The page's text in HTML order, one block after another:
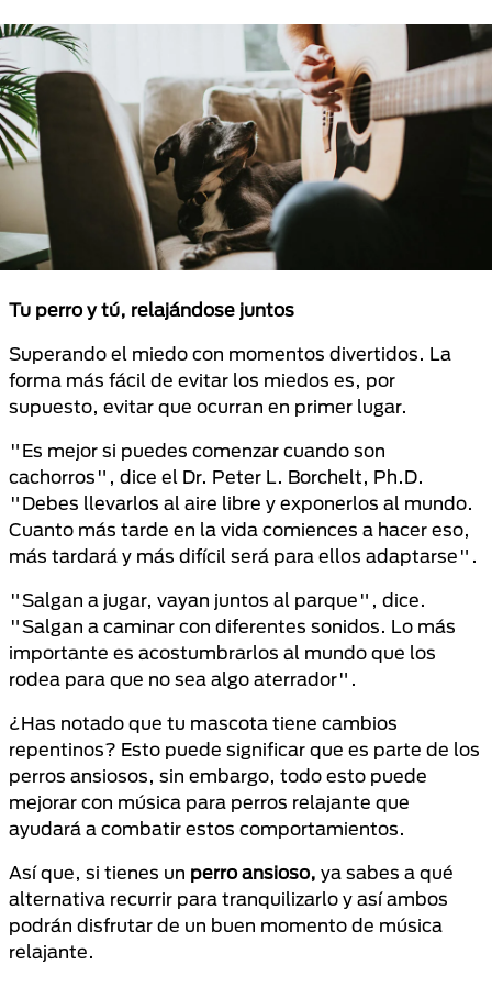
Tu perro y tú, relajándose juntos
Superando el miedo con momentos divertidos. La
forma más fácil de evitar los miedos es, por
supuesto, evitar que ocurran en primer lugar.
"Es mejor si puedes comenzar cuando son
cachorros", dice el Dr. Peter L. Borchelt, Ph.D.
"Debes llevarlos al aire libre y exponerlos al mundo.
Cuanto más tarde en la vida comiences a hacer eso,
más tardará y más difícil será para ellos adaptarse".
"Salgan a jugar, vayan juntos al parque", dice.
"Salgan a caminar con diferentes sonidos. Lo más
importante es acostumbrarlos al mundo que los
rodea para que no sea algo aterrador".
¿Has notado que tu mascota tiene cambios
repentinos? Esto puede significar que es parte de los
perros ansiosos, sin embargo, todo esto puede
mejorar con música para perros relajante que
ayudará a combatir estos comportamientos.
Así que, si tienes un perro ansioso, ya sabes a qué
alternativa recurrir para tranquilizarlo y así ambos
podrán disfrutar de un buen momento de música
relajante.